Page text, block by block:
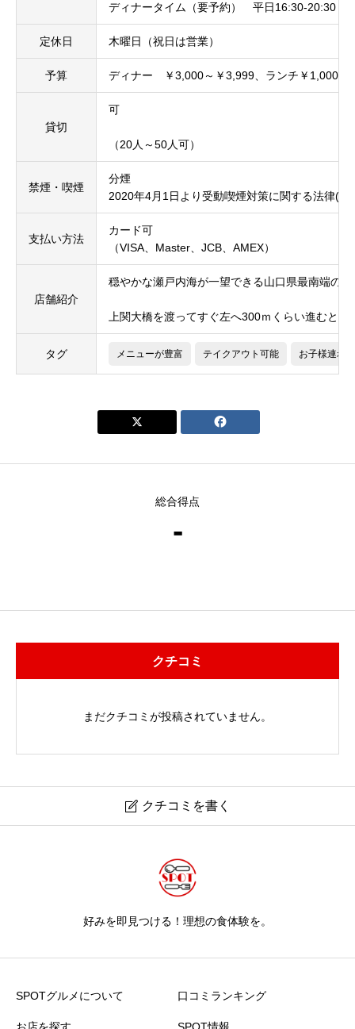
ディナータイム（要予約） 平日16:30-20:30
定休日 木曜日（祝日は営業）
予算 ディナー ￥3,000～￥3,999、ランチ￥1,000～
貸切
可
（20人～50人可）
禁煙・喫煙
分煙
2020年4月1日より受動喫煙対策に関する法律(
支払い方法
カード可
（VISA、Master、JCB、AMEX）
店舗紹介
穏やかな瀬戸内海が一望できる山口県最南端の
上関大橋を渡ってすぐ左へ300ｍくらい進むと
タグ メニューが豊富 テイクアウト可能 お子様連れ
 
総合得点
-
クチコミ
まだクチコミが投稿されていません。
 クチコミを書く
好みを即見つける！理想の食体験を。
SPOTグルメについて 口コミランキング